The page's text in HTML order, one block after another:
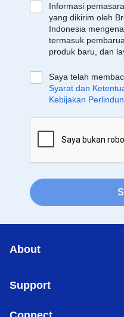
Informasi
yang dikirim oleh
Indonesia
termasuk
produk baru, dan
Saya telah
Syarat dan
Kebijakan
About
Support